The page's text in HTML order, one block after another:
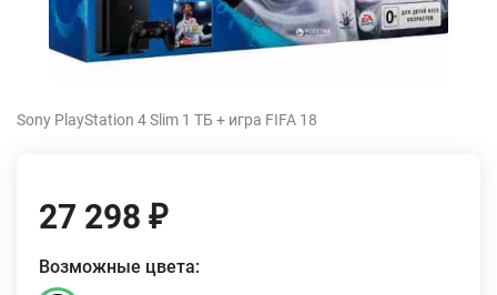
Sony PlayStation 4 Slim 1 ТБ + игра FIFA 18
27 298 ₽
Возможные цвета: